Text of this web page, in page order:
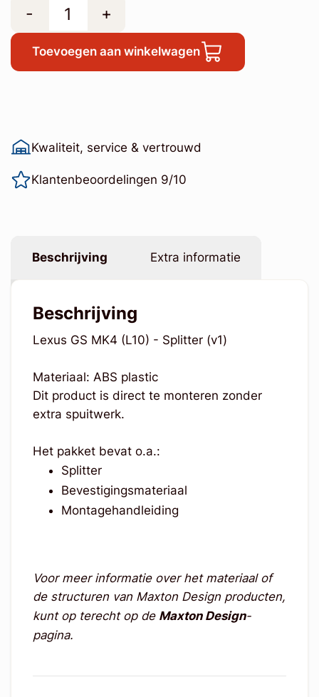
- +
Toevoegen aan winkelwagen
Kwaliteit, service & vertrouwd
Klantenbeoordelingen 9/10
Beschrijving Extra informatie
Beschrijving
Lexus GS MK4 (L10) - Splitter (v1)
Materiaal: ABS plastic
Dit product is direct te monteren zonder
extra spuitwerk.
Het pakket bevat o.a.:
Splitter
Bevestigingsmateriaal
Montagehandleiding
Voor meer informatie over het materiaal of
de structuren van Maxton Design producten,
kunt op terecht op de Maxton Design-
pagina.